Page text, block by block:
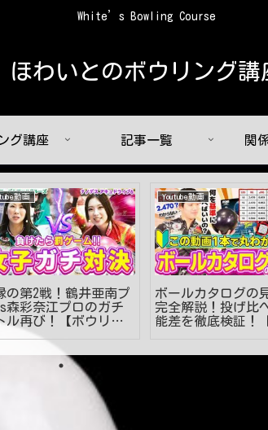
White’s Bowling Course
ほわいとのボウリング講
グ講座 記事一覧 関
動画
の第2戦！鶴井亜南プ
森彩奈江プロのガチ
ル再び！【ボウリン
Youtube動画
ボールカタログの
完全解説！投げ比
能差を徹底検証！